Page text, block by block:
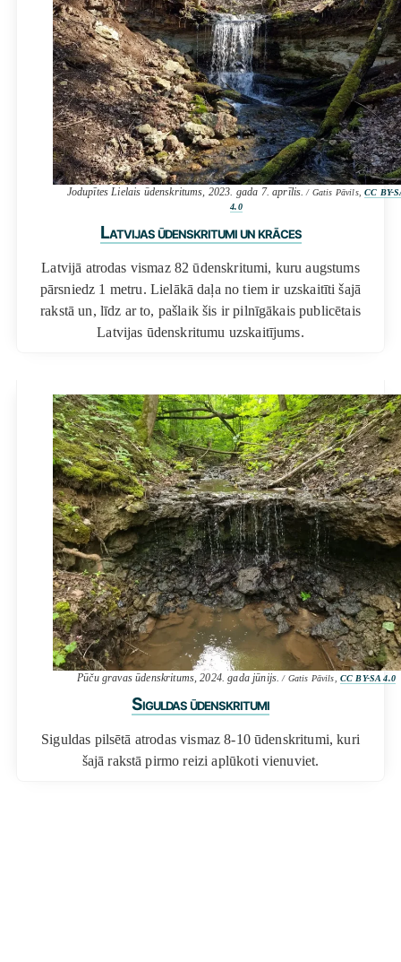
Jodupītes Lielais ūdenskritums, 2023. gada 7. aprīlis./ Gatis Pāvils,CC BY-
4.0
Latvijas ūdenskritumi un krāces
Latvijā atrodas vismaz 82 ūdenskritumi, kuru augstums
pārsniedz 1 metru. Lielākā daļa no tiem ir uzskaitīti šajā
rakstā un, līdz ar to, pašlaik šis ir pilnīgākais publicētais
Latvijas ūdenskritumu uzskaitījums.
Pūču gravas ūdenskritums, 2024. gada jūnijs./ Gatis Pāvils, CC BY-SA 4.0
Siguldas ūdenskritumi
Siguldas pilsētā atrodas vismaz 8-10 ūdenskritumi, kuri
šajā rakstā pirmo reizi aplūkoti vienuviet.